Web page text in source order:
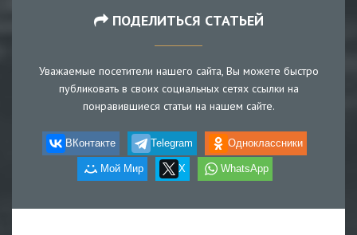
ПОДЕЛИТЬСЯ СТАТЬЕЙ
Уважаемые посетители нашего сайта, Вы можете быстро
публиковать в своих социальных сетях ссылки на
понравившиеся статьи на нашем сайте.
ВКонтакте Telegram Одноклассники
Мой Мир X WhatsApp